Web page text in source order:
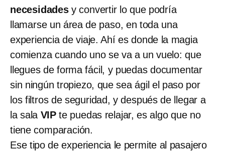
necesidadesy convertir lo que podría
llamarse un área de paso, en toda una
experiencia de viaje. Ahí es donde la magia
comienza cuando uno se va a un vuelo: que
llegues de forma fácil, y puedas documentar
sin ningún tropiezo, que sea ágil el paso por
los filtros de seguridad, y después de llegar a
la sala VIPte puedas relajar, es algo que no
tiene comparación.
Ese tipo de experiencia le permite al pasajero